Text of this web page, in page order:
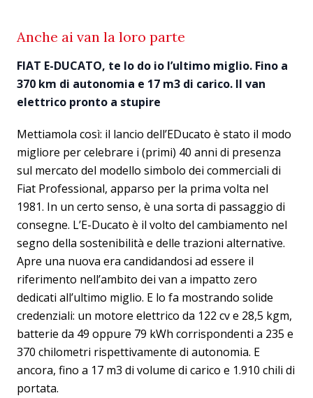
Anche ai van la loro parte
FIAT E-DUCATO, te lo do io l’ultimo miglio. Fino a
370 km di autonomia e 17 m3 di carico. Il van
elettrico pronto a stupire
Mettiamola così: il lancio dell’EDucato è stato il modo
migliore per celebrare i (primi) 40 anni di presenza
sul mercato del modello simbolo dei commerciali di
Fiat Professional, apparso per la prima volta nel
1981. In un certo senso, è una sorta di passaggio di
consegne. L’E-Ducato è il volto del cambiamento nel
segno della sostenibilità e delle trazioni alternative.
Apre una nuova era candidandosi ad essere il
riferimento nell’ambito dei van a impatto zero
dedicati all’ultimo miglio. E lo fa mostrando solide
credenziali: un motore elettrico da 122 cv e 28,5 kgm,
batterie da 49 oppure 79 kWh corrispondenti a 235 e
370 chilometri rispettivamente di autonomia. E
ancora, fino a 17 m3 di volume di carico e 1.910 chili di
portata.